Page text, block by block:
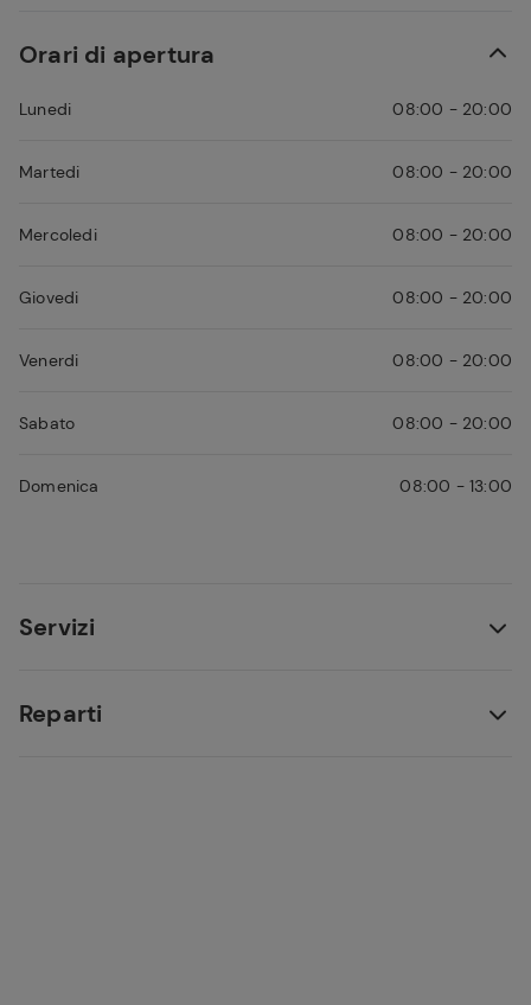
Orari di apertura
Lunedi 08:00 - 20:00
Martedi 08:00 - 20:00
Mercoledi 08:00 - 20:00
Giovedi 08:00 - 20:00
Venerdi 08:00 - 20:00
Sabato 08:00 - 20:00
Domenica 08:00 - 13:00
Servizi
Reparti